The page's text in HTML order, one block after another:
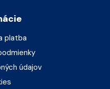
platba
údajov